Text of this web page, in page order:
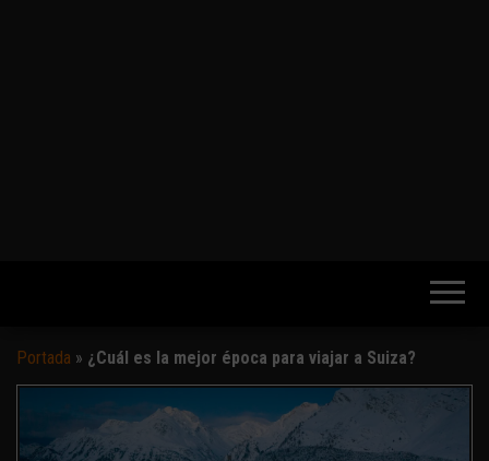
Portada » ¿Cuál es la mejor época para viajar a Suiza?